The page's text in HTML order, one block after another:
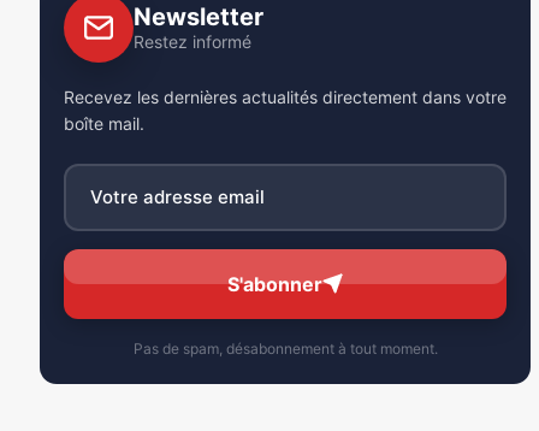
Newsletter
Restez informé
Recevez les dernières actualités directement dans votre
boîte mail.
S'abonner
Pas de spam, désabonnement à tout moment.